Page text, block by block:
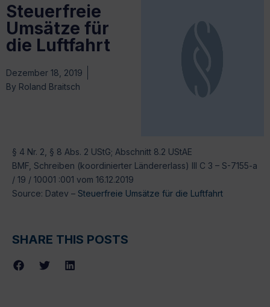
Steuerfreie
Umsätze für
die Luftfahrt
Dezember 18, 2019
By Roland Braitsch
§ 4 Nr. 2, § 8 Abs. 2 UStG; Abschnitt 8.2 UStAE
BMF, Schreiben (koordinierter Ländererlass) III C 3 – S-7155-a
/ 19 / 10001 :001 vom 16.12.2019
Source: Datev – Steuerfreie Umsätze für die Luftfahrt
SHARE THIS POSTS